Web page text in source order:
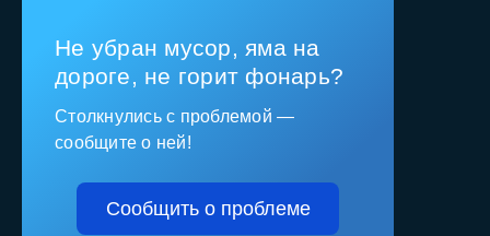
Не убран мусор, яма на
дороге, не горит фонарь?
Столкнулись с проблемой —
сообщите о ней!
Сообщить о проблеме